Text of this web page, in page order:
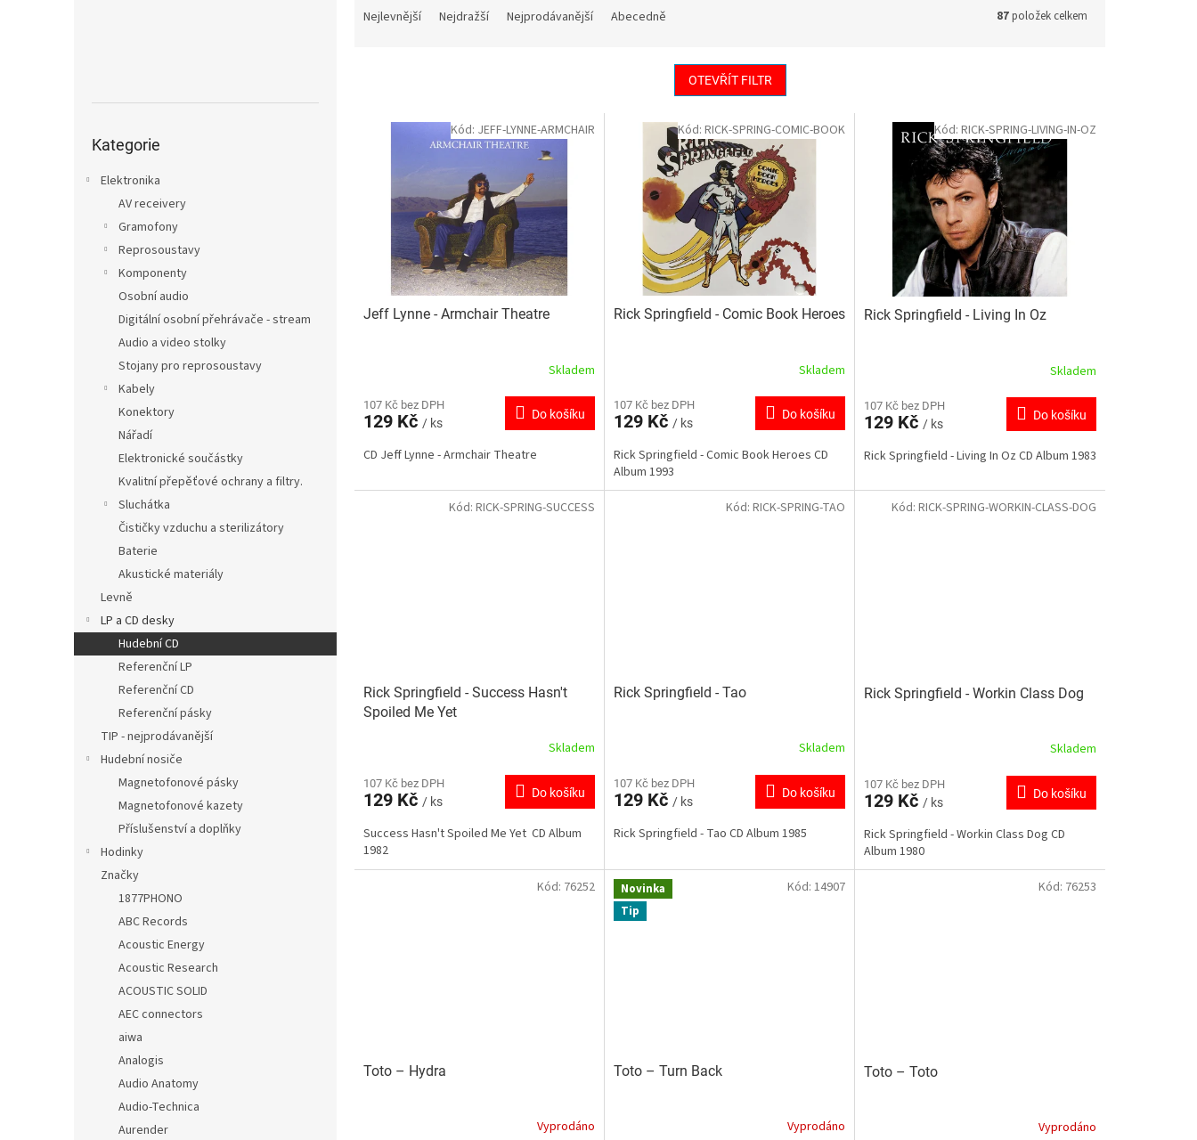
kategorie
Kategorie
Elektronika
AV receivery
Gramofony
Reprosoustavy
Komponenty
Osobní audio
Digitální osobní přehrávače - stream
Audio a video stolky
Stojany pro reprosoustavy
Kabely
Konektory
Nářadí
Elektronické součástky
Kvalitní přepěťové ochrany a filtry.
Sluchátka
Čističky vzduchu a sterilizátory
Baterie
Akustické materiály
Levně
LP a CD desky
Hudební CD
Referenční LP
Referenční CD
Referenční pásky
TIP - nejprodávanější
Hudební nosiče
Magnetofonové pásky
Magnetofonové kazety
Příslušenství a doplňky
Hodinky
Značky
1877PHONO
ABC Records
Acoustic Energy
Acoustic Research
ACOUSTIC SOLID
AEC connectors
aiwa
Analogis
Audio Anatomy
Audio-Technica
Aurender
Nejlevnější Nejdražší Nejprodávanější Abecedně 87položek celkem
OTEVŘÍT FILTR
Jeff Lynne - Armchair Theatre
Skladem
107 Kč bez DPH
129 Kč / ks
Do košíku
CD Jeff Lynne - Armchair Theatre
Kód: JEFF-LYNNE-ARMCHAIR
Rick Springfield - Comic Book Heroes
Skladem
107 Kč bez DPH
129 Kč / ks
Do košíku
Rick Springfield - Comic Book Heroes CD
Album 1993
Kód: RICK-SPRING-COMIC-BOOK
Rick Springfield - Living In Oz
Skladem
107 Kč bez DPH
129 Kč / ks
Do košíku
Rick Springfield - Living In Oz CD Album 1983
Kód: RICK-SPRING-LIVING-IN-OZ
Rick Springfield - Success Hasn't
Spoiled Me Yet
Skladem
107 Kč bez DPH
129 Kč / ks
Do košíku
Success Hasn't Spoiled Me Yet CD Album
1982
Kód: RICK-SPRING-SUCCESS
Rick Springfield - Tao
Skladem
107 Kč bez DPH
129 Kč / ks
Do košíku
Rick Springfield - Tao CD Album 1985
Kód: RICK-SPRING-TAO
Rick Springfield - Workin Class Dog
Skladem
107 Kč bez DPH
129 Kč / ks
Do košíku
Rick Springfield - Workin Class Dog CD
Album 1980
Kód: RICK-SPRING-WORKIN-CLASS-DOG
Toto ‎– Hydra
Vyprodáno
Kód: 76252
Novinka
Tip
Toto ‎– Turn Back
Vyprodáno
Kód: 14907
Toto ‎– Toto
Vyprodáno
Kód: 76253